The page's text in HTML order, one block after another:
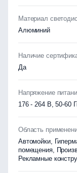
Материал
Алюминий
Наличие
Да
Напряжение
176 - 264 В, 50-60
Область
Автомойки,
помещения,
Рекламные